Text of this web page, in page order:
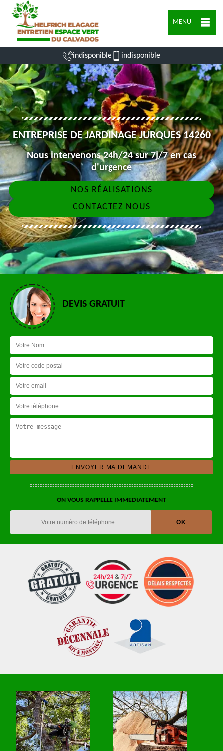
MENU
indisponible indisponible
ENTREPRISE DE JARDINAGE JURQUES 14260
Nous intervenons 24h/24 sur 7j/7 en cas
d'urgence
NOS RÉALISATIONS
CONTACTEZ NOUS
DEVIS GRATUIT
ON VOUS RAPPELLE IMMEDIATEMENT